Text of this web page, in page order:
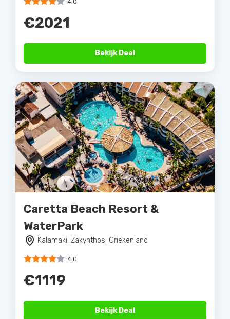
4.0
€2021
Bekijk Deal
Caretta Beach Resort &
WaterPark
Kalamaki, Zakynthos, Griekenland
4.0
€1119
Bekijk Deal